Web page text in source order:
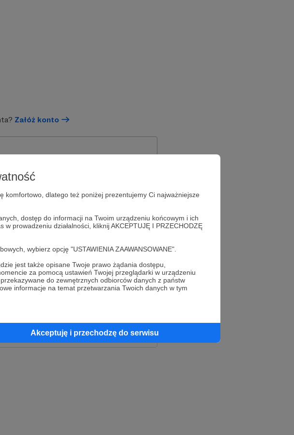
komfortowo, dlatego też poniżej prezentujemy Ci najważniejsze
dostęp do informacji na Twoim urządzeniu końcowym i ich
prowadzeniu działalności, kliknij AKCEPTUJĘ I PRZECHODZĘ
wybierz opcję "USTAWIENIA ZAAWANSOWANE".
jest także opisane Twoje prawo żądania dostępu,
za pomocą ustawień Twojej przeglądarki w urządzeniu
do zewnętrznych odbiorców danych z państw
informacje na temat przetwarzania Twoich danych w tym
Akceptuję i przechodzę do serwisu
Załóż konto
lub
Kontynuuj z Apple